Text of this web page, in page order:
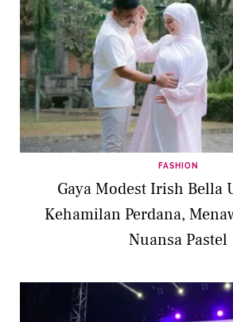
FASHION
Gaya Modest Irish Bella
Kehamilan Perdana,
Nuansa Pastel